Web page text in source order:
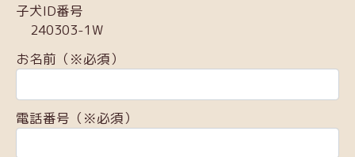
子犬ID番号
240303-1W
お名前（※必須）
電話番号（※必須）